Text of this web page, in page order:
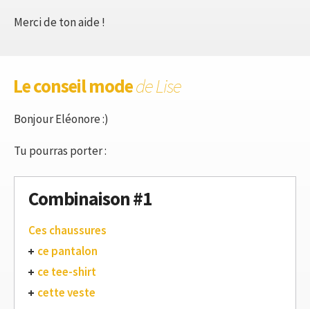
Merci de ton aide !
Le conseil modede Lise
Bonjour Eléonore :)
Tu pourras porter :
Combinaison #1
Ces chaussures
ce pantalon
ce tee-shirt
cette veste